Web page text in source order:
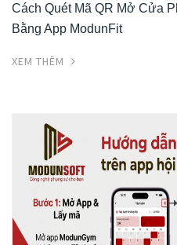
Cách Quét Mã QR Mở Cửa
Bằng App ModunFit
XEM THÊM